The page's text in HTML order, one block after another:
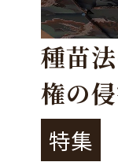
種苗
権の
まし
特集